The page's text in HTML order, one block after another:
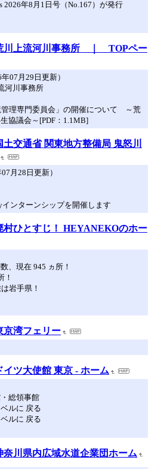
2026年8月1日号（No.167）が発行
川上流河川事務所 ｜ TOPペー
07月29日更新）
河川事務所
管理専門委員会」の開催について ～荒
協議会～[PDF：1.1MB]
土交通省 関東地方整備局 鬼怒川
月28日更新）
ンターンシップを開催します
村ひとすじ！ HEYANEKOのホー
、現在 945 ヵ所！
！
岩手県！
京湾フェリー
イツ大使館 東京 - ホーム
総領事館
ルに 戻る
ルに 戻る
奈川県内広域水道企業団ホーム